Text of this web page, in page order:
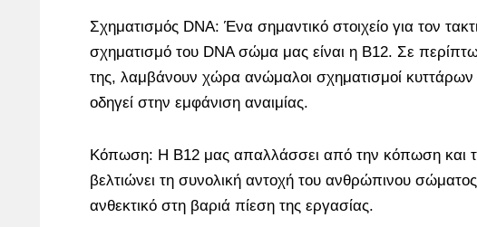
Σχηματισμός DNA: Ένα σημαντικό στοιχείο για τον
σχηματισμό του DNA σώμα μας είναι η B12. Σε
της, λαμβάνουν χώρα ανώμαλοι σχηματισμοί κυττάρων
οδηγεί στην εμφάνιση αναιμίας.
Κόπωση: Η B12 μας απαλλάσσει από την κόπωση και
βελτιώνει τη συνολική αντοχή του ανθρώπινου σώματος
ανθεκτικό στη βαριά πίεση της εργασίας.